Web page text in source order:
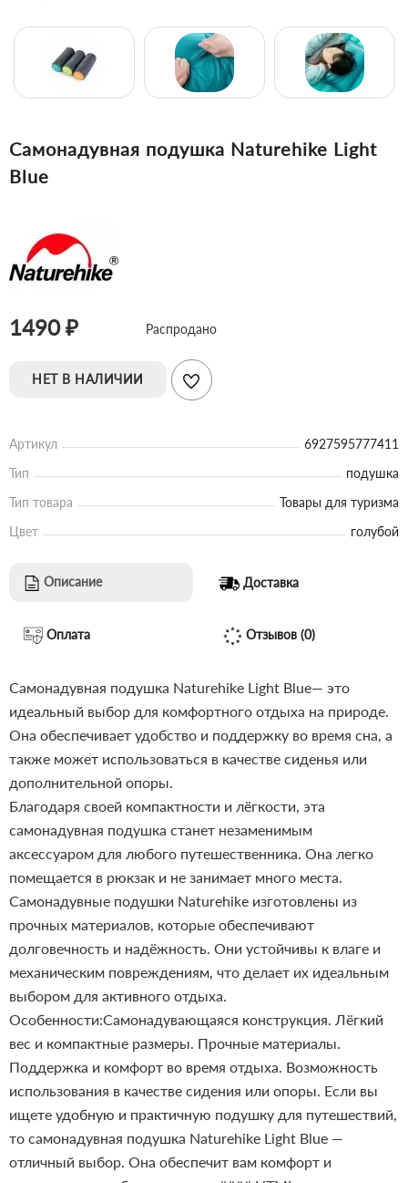
Самонадувная подушка Naturehike Light
Blue
1490 ₽ Распродано
НЕТ В НАЛИЧИИ
Артикул
6927595777411
Тип
подушка
Тип товара
Товары для туризма
Цвет
голубой
Описание Доставка
Оплата Отзывов (0)
Самонадувная подушка Naturehike Light Blue— это
идеальный выбор для комфортного отдыха на природе.
Она обеспечивает удобство и поддержку во время сна, а
также может использоваться в качестве сиденья или
дополнительной опоры.
Благодаря своей компактности и лёгкости, эта
самонадувная подушка станет незаменимым
аксессуаром для любого путешественника. Она легко
помещается в рюкзак и не занимает много места.
Самонадувные подушки Naturehike изготовлены из
прочных материалов, которые обеспечивают
долговечность и надёжность. Они устойчивы к влаге и
механическим повреждениям, что делает их идеальным
выбором для активного отдыха.
Особенности:Самонадувающаяся конструкция. Лёгкий
вес и компактные размеры. Прочные материалы.
Поддержка и комфорт во время отдыха. Возможность
использования в качестве сидения или опоры. Если вы
ищете удобную и практичную подушку для путешествий,
то самонадувная подушка Naturehike Light Blue —
отличный выбор. Она обеспечит вам комфорт и